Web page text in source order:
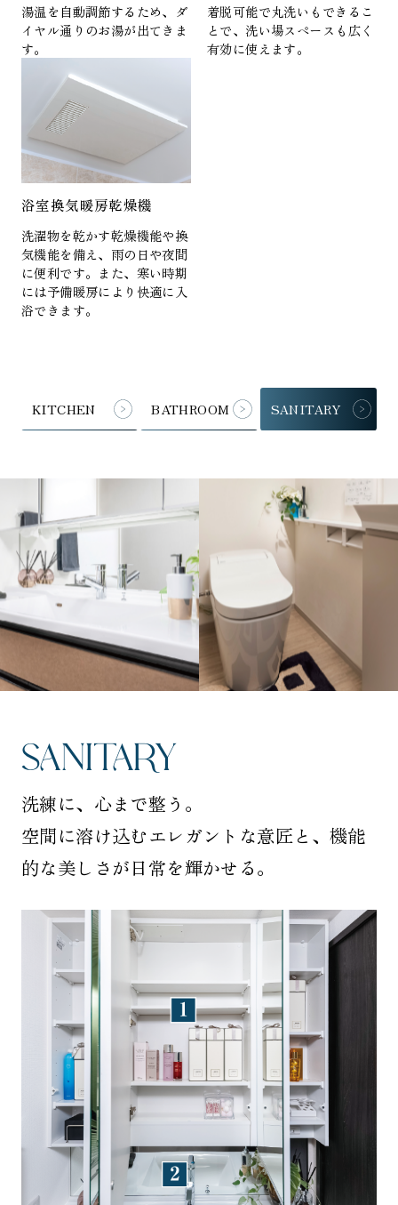
湯温を自動調節するため、ダ
イヤル通りのお湯が出てきま
す。
着脱可能で丸洗いもできるこ
とで、洗い場スペースも広く
有効に使えます。
浴室換気暖房乾燥機
洗濯物を乾かす乾燥機能や換
気機能を備え、雨の日や夜間
に便利です。また、寒い時期
には予備暖房により快適に入
浴できます。
KITCHEN BATHROOM SANITARY
SANITARY
洗練に、心まで整う。
空間に溶け込むエレガントな意匠と、機能
的な美しさが日常を輝かせる。